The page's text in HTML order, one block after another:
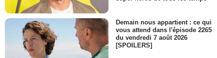
Demain nous appartient : ce qui
vous attend dans l'épisode 2265
du vendredi 7 août 2026
[SPOILERS]